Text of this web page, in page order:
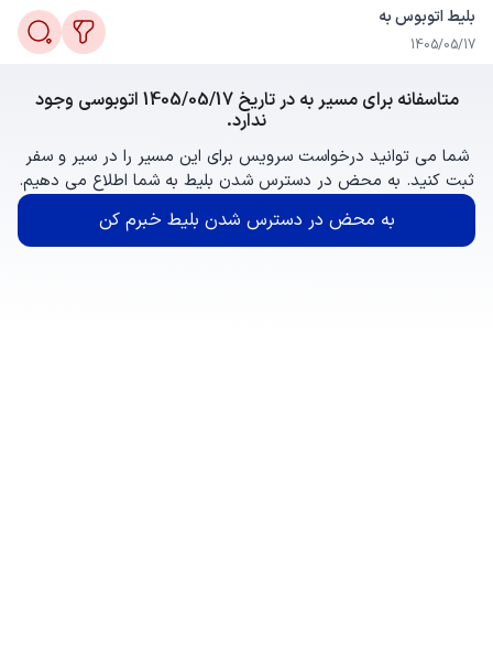
بلیط اتوبوس به
1405/05/17
متاسفانه برای مسیر به در تاریخ 1405/05/17 اتوبوسی وجود
ندارد.
شما می توانید درخواست سرویس برای این مسیر را در سیر و سفر
ثبت کنید. به محض در دسترس شدن بلیط به شما اطلاع می دهیم.
به محض در دسترس شدن بلیط خبرم کن